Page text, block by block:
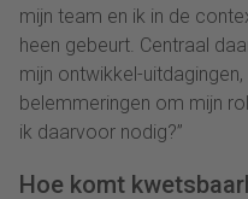
mijn team en ik in de
heen gebeurt. Centraal
mijn ontwikkel-uitdagingen,
belemmeringen om mijn
ik daarvoor nodig?”
Hoe komt